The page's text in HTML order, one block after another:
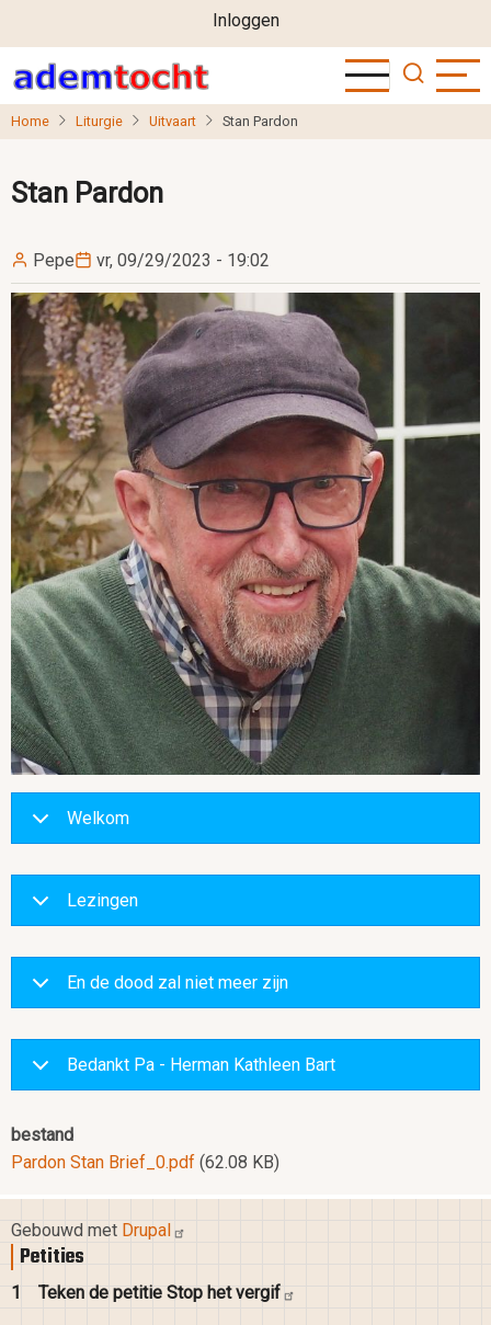
naar
de
inhoud
User
account
menu
Inloggen
Home Liturgie Uitvaart Stan Pardon
Stan Pardon
Pepe vr, 09/29/2023 - 19:02
Image
Welkom
Lezingen
En de dood zal niet meer zijn
Bedankt Pa - Herman Kathleen Bart
bestand
Pardon Stan Brief_0.pdf (62.08 KB)
Gebouwd met Drupal
Petities
1 Teken de petitie Stop hetvergif